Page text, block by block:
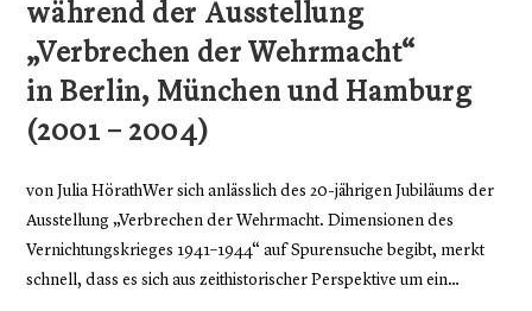
während der Ausstellung
„Verbrechen der Wehrmacht“
in Berlin, München und Hamburg
(2001 – 2004)
von Julia HörathWer sich anlässlich des 20-jährigen Jubiläums der
Ausstellung „Verbrechen der Wehrmacht. Dimensionen des
Vernichtungskrieges 1941–1944“ auf Spurensuche begibt, merkt
schnell, dass es sich aus zeithistorischer Perspektive um ein…